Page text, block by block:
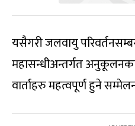
यसैगरी जलवायु
महासन्धीअन्तर्गत अनुकूलनका
वार्ताहरु महत्वपूर्ण हुने